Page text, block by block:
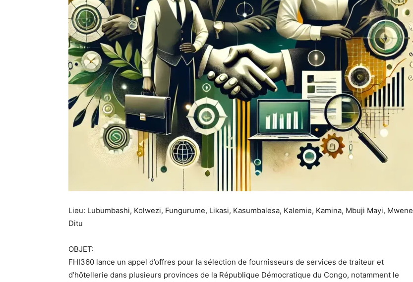
Lieu: Lubumbashi, Kolwezi, Fungurume, Likasi, Kasumbalesa, Kalemie, Kamina, Mbuji Mayi, Mwene
Ditu
OBJET:
FHI360 lance un appel d’offres pour la sélection de fournisseurs de services de traiteur et
d’hôtellerie dans plusieurs provinces de la République Démocratique du Congo, notamment le